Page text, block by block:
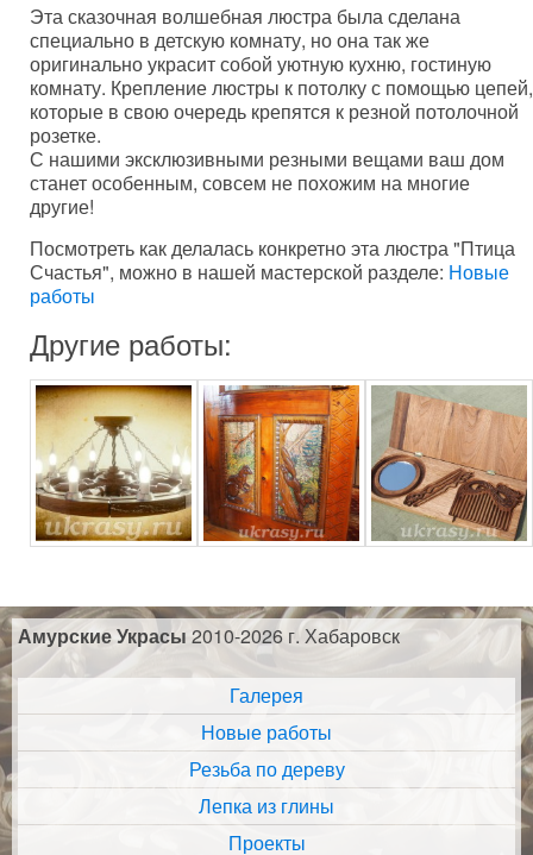
Эта сказочная волшебная люстра была сделана
специально в детскую комнату, но она так же
оригинально украсит собой уютную кухню, гостиную
комнату. Крепление люстры к потолку с помощью цепей,
которые в свою очередь крепятся к резной потолочной
розетке.
С нашими эксклюзивными резными вещами ваш дом
станет особенным, совсем не похожим на многие
другие!
Посмотреть как делалась конкретно эта люстра "Птица
Счастья", можно в нашей мастерской разделе: Новые
работы
Другие работы:
Амурские Украсы 2010-2026 г. Хабаровск
Галерея
Новые работы
Резьба по дереву
Лепка из глины
Проекты